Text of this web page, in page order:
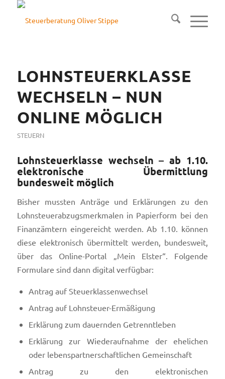
LOHNSTEUERKLASSE
WECHSELN – NUN
ONLINE MÖGLICH
STEUERN
Lohnsteuerklasse wechseln – ab 1.10.
elektronische Übermittlung
bundesweit möglich
Bisher mussten Anträge und Erklärungen zu den
Lohnsteuerabzugsmerkmalen in Papierform bei den
Finanzämtern eingereicht werden. Ab 1.10. können
diese elektronisch übermittelt werden, bundesweit,
über das Online-Portal „Mein Elster“. Folgende
Formulare sind dann digital verfügbar:
Antrag auf Steuerklassenwechsel
Antrag auf Lohnsteuer-Ermäßigung
Erklärung zum dauernden Getrenntleben
Erklärung zur Wiederaufnahme der ehelichen
oder lebenspartnerschaftlichen Gemeinschaft
Antrag zu den elektronischen